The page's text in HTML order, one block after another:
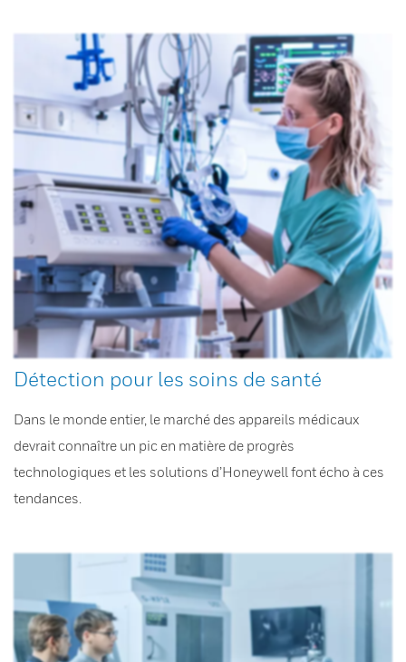
Détection pour les soins de santé
Dans le monde entier, le marché des appareils médicaux
devrait connaître un pic en matière de progrès
technologiques et les solutions d’Honeywell font écho à ces
tendances.